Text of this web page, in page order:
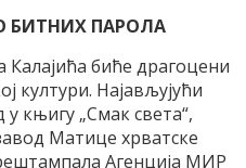
БИТНИХ ПАРОЛА
биће драгоцени
култури. Најављујући
књигу „Смак света“,
Матице хрватске
Агенција МИР